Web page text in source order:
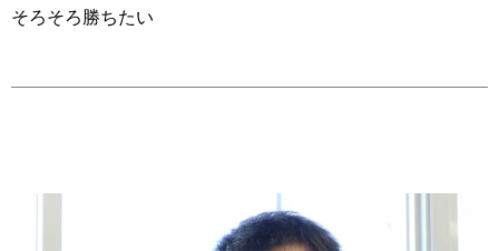
そろそろ勝ちたい